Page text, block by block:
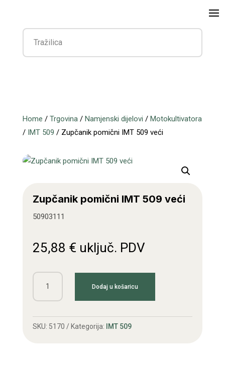
Home / Trgovina/ Namjenski dijelovi / Motokultivatora
/ IMT 509 / Zupčanik pomični IMT 509 veći
Zupčanik pomični IMT 509 veći
50903111
25,88 € uključ. PDV
Zupčanik
pomični
509
veći
Dodaj u košaricu
SKU: 5170 Kategorija: IMT 509